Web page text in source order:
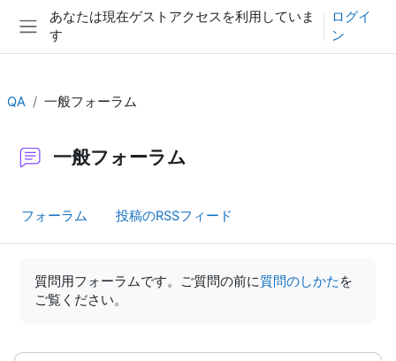
メインコンテンツへスキップする
サイドパネル
あなたは現在ゲストアクセスを利用していま
す
ログイ
ン
QA 一般フォーラム
一般フォーラム
フォーラム 投稿のRSSフィード
質問用フォーラムです。ご質問の前に質問のしかた を
ご覧ください。